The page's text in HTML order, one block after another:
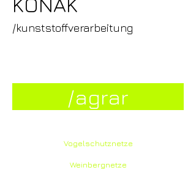
/kunststoffverarbeitung
/agrar
Vogelschutznetze
Weinbergnetze